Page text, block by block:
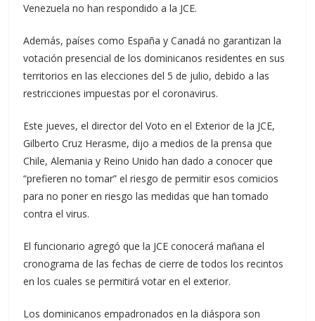
Venezuela no han respondido a la JCE.
Además, países como España y Canadá no garantizan la
votación presencial de los dominicanos residentes en sus
territorios en las elecciones del 5 de julio, debido a las
restricciones impuestas por el coronavirus.
Este jueves, el director del Voto en el Exterior de la JCE,
Gilberto Cruz Herasme, dijo a medios de la prensa que
Chile, Alemania y Reino Unido han dado a conocer que
“prefieren no tomar” el riesgo de permitir esos comicios
para no poner en riesgo las medidas que han tomado
contra el virus.
El funcionario agregó que la JCE conocerá mañana el
cronograma de las fechas de cierre de todos los recintos
en los cuales se permitirá votar en el exterior.
Los dominicanos empadronados en la diáspora son